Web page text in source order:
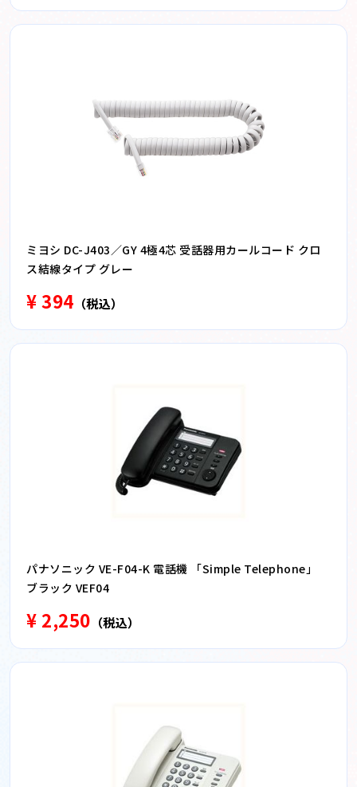
ミヨシ DC-J403／GY 4極4芯 受話器用カールコード クロ
ス結線タイプ グレー
¥ 394 （税込）
パナソニック VE-F04-K 電話機 「Simple Telephone」
ブラック VEF04
¥ 2,250 （税込）